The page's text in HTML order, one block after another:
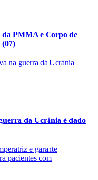
da PMMA e Corpo de
(07)
da Ucrânia é dado